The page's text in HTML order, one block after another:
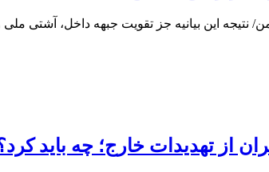
نتیجه‌ این بیانیه جز تقویت جبهه داخل،
از تهدیدات خارج؛ چه باید